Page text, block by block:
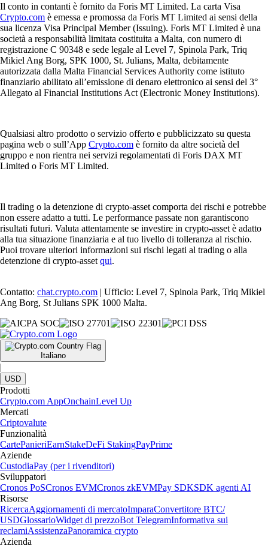
Il conto in contanti è fornito da Foris MT Limited. La carta Visa
Crypto.com è emessa e promossa da Foris MT Limited ai sensi della
sua licenza Visa Principal Member (Issuing). Foris MT Limited è una
società a responsabilità limitata costituita a Malta, con numero di
registrazione C 90348 e sede legale al Level 7, Spinola Park, Triq
Mikiel Ang Borg, SPK 1000, St. Julians, Malta, debitamente
autorizzata dalla Malta Financial Services Authority come istituto
finanziario abilitato all’emissione di denaro elettronico ai sensi del 3°
Allegato al Financial Institutions Act (Electronic Money Institutions).
Qualsiasi altro prodotto o servizio offerto e pubblicizzato su questa
pagina web o sull’App Crypto.com è fornito da altre società del
gruppo e non rientra nei servizi regolamentati di Foris DAX MT
Limited o Foris MT Limited.
Il trading o la detenzione di crypto-asset comporta dei rischi e potrebbe
non essere adatto a tutti. Le performance passate non garantiscono
risultati futuri. Valuta attentamente se investire in crypto-asset è adatto
alla tua situazione finanziaria e al tuo livello di tolleranza al rischio.
Puoi trovare ulteriori informazioni sui rischi legati al trading o alla
detenzione di crypto-asset qui.
Contatto: chat.crypto.com | Ufficio: Level 7, Spinola Park, Triq Mikiel
Ang Borg, St Julians SPK 1000 Malta.
Italiano
|
USD
Prodotti
Crypto.com AppOnchainLevel Up
Mercati
Criptovalute
Funzionalità
CartePanieriEarnStakeDeFi StakingPayPrime
Aziende
CustodiaPay (per i rivenditori)
Sviluppatori
Cronos PoSCronos EVMCronos zkEVMPay SDKSDK agenti AI
Risorse
RicercaAggiornamenti di mercatoImparaConvertitore BTC/
USDGlossarioWidget di prezzoBot TelegramInformativa sui
reclamiAssistenzaPanoramica crypto
Azienda